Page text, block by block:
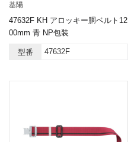
基陽
47632F KH アロッキー胴ベルト12
00mm 青 NP包装
型番 47632F